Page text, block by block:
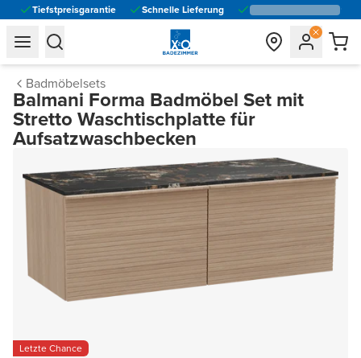
Tiefstpreisgarantie Schnelle Lieferung
general.navigation.toggle_menu.label
general.navigation.toggle_menu.label
Badmöbelsets
Balmani Forma Badmöbel Set mit
Stretto Waschtischplatte für
Aufsatzwaschbecken
Letzte Chance